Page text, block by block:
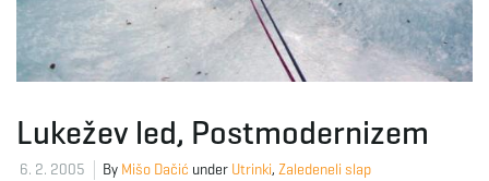
Lukežev led, Postmodernizem
6. 2. 2005 By Mišo Dačić under Utrinki, Zaledeneli slap